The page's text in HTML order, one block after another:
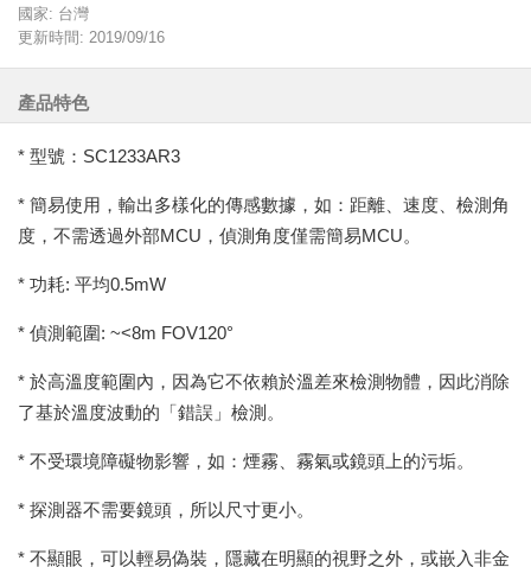
國家: 台灣
更新時間: 2019/09/16
產品特色
* 型號：SC1233AR3
* 簡易使用，輸出多樣化的傳感數據，如：距離、速度、檢測角
度，不需透過外部MCU，偵測角度僅需簡易MCU。
* 功耗: 平均0.5mW
* 偵測範圍: ~<8m FOV120°
* 於高溫度範圍內，因為它不依賴於溫差來檢測物體，因此消除
了基於溫度波動的「錯誤」檢測。
* 不受環境障礙物影響，如：煙霧、霧氣或鏡頭上的污垢。
* 探測器不需要鏡頭，所以尺寸更小。
* 不顯眼，可以輕易偽裝，隱藏在明顯的視野之外，或嵌入非金